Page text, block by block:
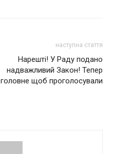
наступна стаття
Нарешті! У Раду подано
надважливий Закон! Тепер
головне щоб проголосували